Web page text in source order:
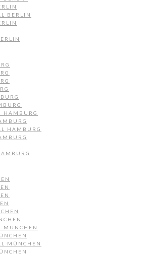
BERLIN
HAMBURG
HAMBURG
MÜNCHEN
MÜNCHEN